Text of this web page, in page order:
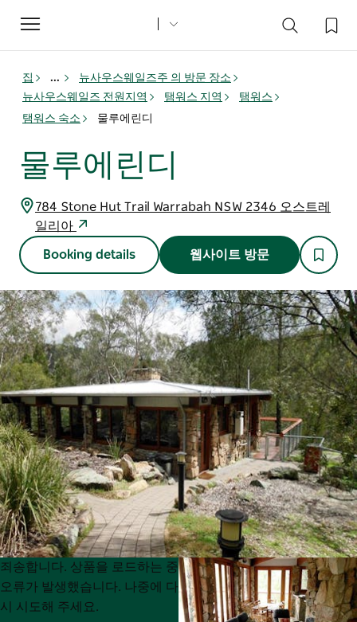
Toggle
navigation
집 ...
뉴사우스웨일즈주 의 방문 장소
뉴사우스웨일즈 전원지역
탬워스 지역
탬워스
탬워스 숙소
물루에린디
물루에린디
784 Stone Hut Trail Warrabah NSW 2346 오스트레
일리아
Booking details 웹사이트 방문
Product
List
Product
List
죄송합니다. 상품을 로드하는 중
오류가 발생했습니다. 나중에 다
시 시도해 주세요.